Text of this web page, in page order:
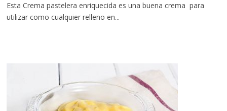
Esta Crema pastelera enriquecida es una buena crema para
utilizar como cualquier relleno en...